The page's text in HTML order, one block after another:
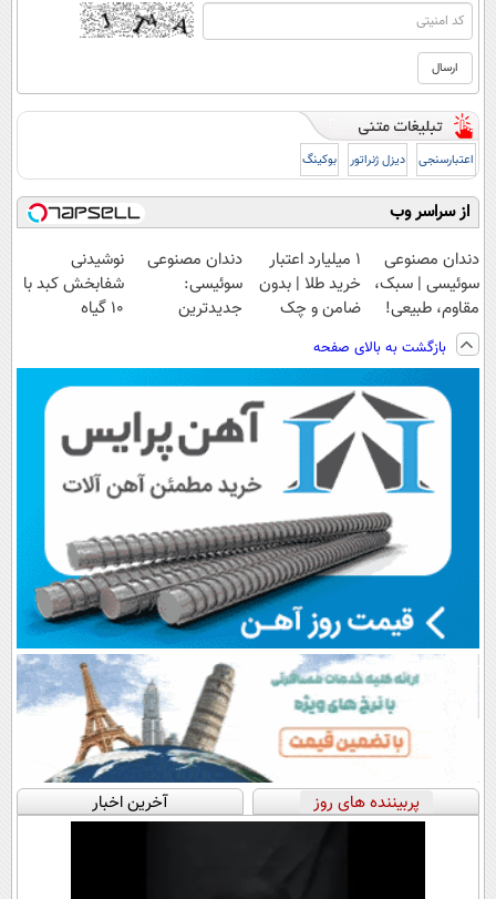
اعتبارسنجی دیزل ژنراتور بوکینگ
از سراسر وب
دندان مصنوعی
سوئیسی | سبک،
مقاوم، طبیعی!
ویزیت
رایگان+پرداخت
اقساطی😍
۱ میلیارد اعتبار
خرید طلا | بدون
ضامن و چک
دندان مصنوعی
سوئیسی:
جدیدترین
پرداخت قسطی
نوشیدنی
شفابخش کبد با
10 گیاه
بازگشت به بالای صفحه
پربیننده های روز آخرین اخبار